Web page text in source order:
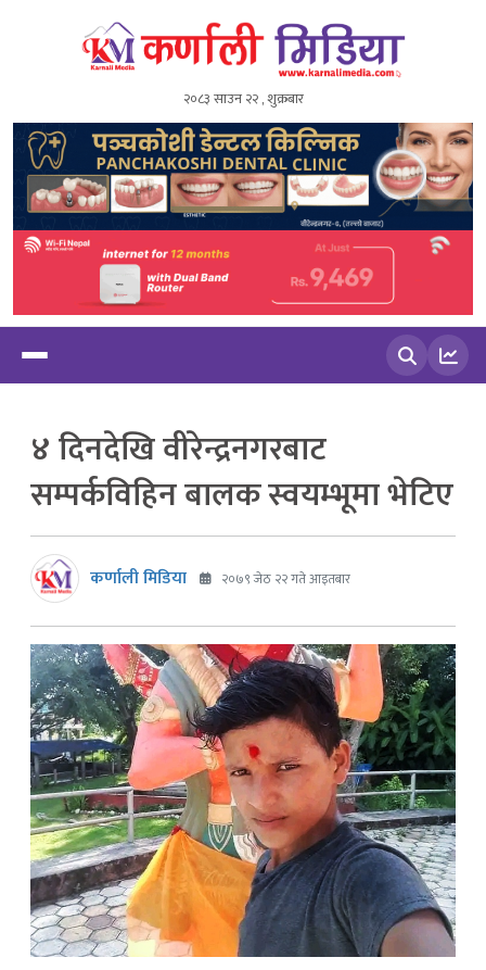
२०८३ साउन २२ , शुक्रबार
४ दिनदेखि वीरेन्द्रनगरबाट
सम्पर्कविहिन बालक स्वयम्भूमा भेटिए
कर्णाली मिडिया २०७९ जेठ २२ गते आइतबार